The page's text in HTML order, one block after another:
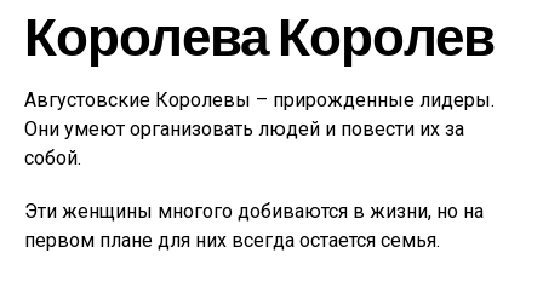
Королева Королев
Августовские Королевы – прирожденные лидеры.
Они умеют организовать людей и повести их за
собой.
Эти женщины многого добиваются в жизни, но на
первом плане для них всегда остается семья.